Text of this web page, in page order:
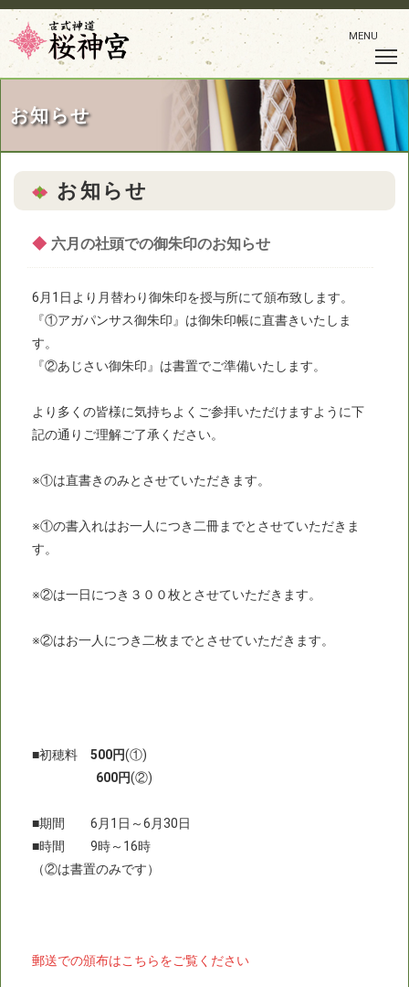
MENU
お知らせ
お知らせ
◆ 六月の社頭での御朱印のお知らせ
6月1日より月替わり御朱印を授与所にて頒布致します。
『①アガパンサス御朱印』は御朱印帳に直書きいたしま
す。
『②あじさい御朱印』は書置でご準備いたします。
より多くの皆様に気持ちよくご参拝いただけますように下
記の通りご理解ご了承ください。
※①は直書きのみとさせていただきます。
※①の書入れはお一人につき二冊までとさせていただきま
す。
※②は一日につき３００枚とさせていただきます。
※②はお一人につき二枚までとさせていただきます。
■初穂料500円(①)
600円(②)
■期間 6月1日～6月30日
■時間 9時～16時
（②は書置のみです）
郵送での頒布はこちらをご覧ください